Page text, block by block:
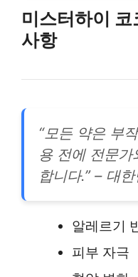
미스터하이
사항
“모든 약은 부
용 전에 전문
합니다.” – 대
알레르기
피부 자극